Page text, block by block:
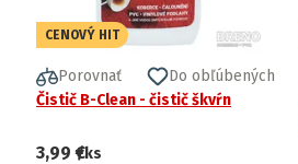
CENOVÝ HIT
Porovnať
Do obľúbených
Čistič B-Clean - čistič škvŕn
3,99 €/ks